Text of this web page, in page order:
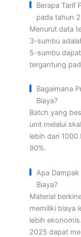
Berapa Tarif
pada tahun
Menurut data
3-sumbu
5-sumbu
tergantung
Bagaimana
Biaya?
Batch yang
unit melalui
lebih dari
90%.
Apa
Biaya?
Material
memiliki biaya
lebih
2025 dapat